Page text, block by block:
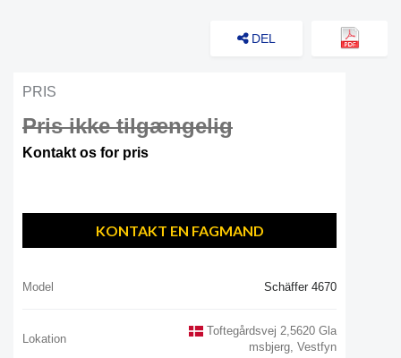
DEL
PRIS
Pris ikke tilgængelig
Kontakt os for pris
KONTAKT EN FAGMAND
Model Schäffer 4670
Lokation
Toftegårdsvej 2,5620 Gla
Msbjerg, Vestfyn